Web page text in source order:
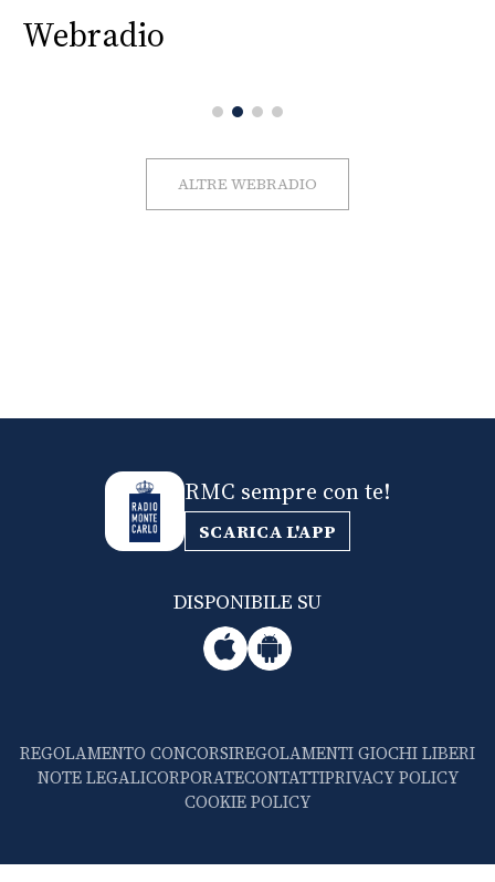
Webradio
ALTRE WEBRADIO
RMC sempre con te!
SCARICA L'APP
DISPONIBILE SU
REGOLAMENTO CONCORSIREGOLAMENTI GIOCHI LIBERI
NOTE LEGALICORPORATECONTATTIPRIVACY POLICY
COOKIE POLICY